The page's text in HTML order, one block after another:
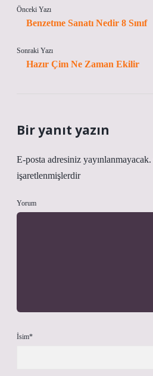
Önceki Yazı
Benzetme Sanatı Nedir 8 Sınıf
Sonraki Yazı
Hazır Çim Ne Zaman Ekilir
Bir yanıt yazın
E-posta adresiniz yayınlanmayacak.
işaretlenmişlerdir
Yorum
İsim*